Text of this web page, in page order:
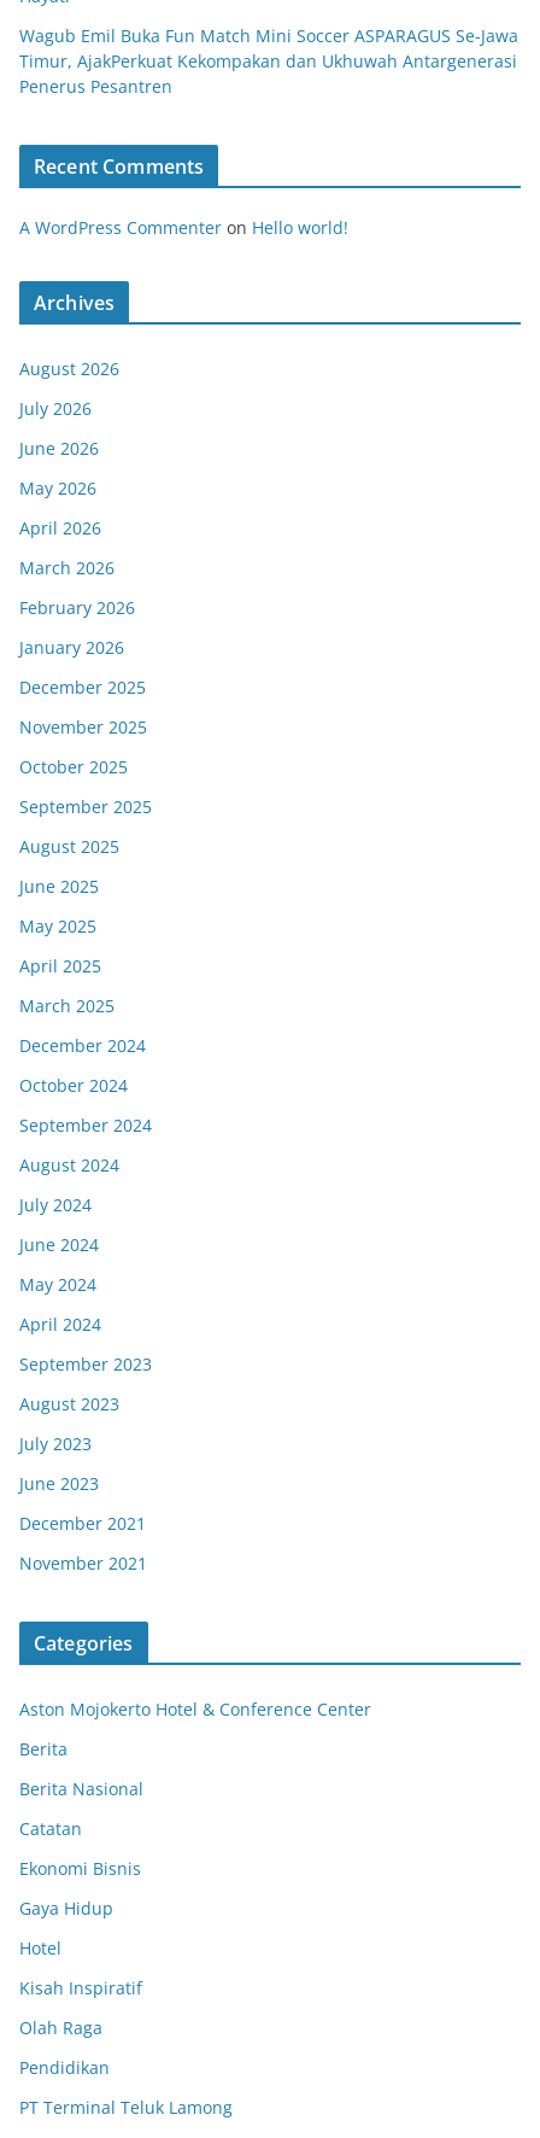
Wagub Emil Buka Fun Match Mini Soccer ASPARAGUS Se-Jawa
Timur, AjakPerkuat Kekompakan dan Ukhuwah Antargenerasi
Penerus Pesantren
Recent Comments
A WordPress Commenter on Hello world!
Archives
August 2026
July 2026
June 2026
May 2026
April 2026
March 2026
February 2026
January 2026
December 2025
November 2025
October 2025
September 2025
August 2025
June 2025
May 2025
April 2025
March 2025
December 2024
October 2024
September 2024
August 2024
July 2024
June 2024
May 2024
April 2024
September 2023
August 2023
July 2023
June 2023
December 2021
November 2021
Categories
Aston Mojokerto Hotel & Conference Center
Berita
Berita Nasional
Catatan
Ekonomi Bisnis
Gaya Hidup
Hotel
Kisah Inspiratif
Olah Raga
Pendidikan
PT Terminal Teluk Lamong